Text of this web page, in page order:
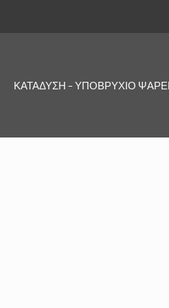
ΚΑΤΑΔΥΣΗ – ΥΠΟΒΡΥΧΙΟ